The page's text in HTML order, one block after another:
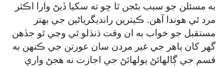
به مسئلن جو سبب بڻجن ٿا ڇو ته سکيا ڏيڻ وارا اڪثر
مرد ئي هوندا آهن. ڪيترين رانديگرياڻين جي بهتر
مستقبل جو خواب به ان وقت ڌنڌلو ٿي وڃي ٿو جڏهن
گھر کان ٻاهر جي غير مردن سان عورتن جي ڪنهن به
قسم جي ڳالهائڻ ٻولهائڻ جي اجازت نه هجڻ واري